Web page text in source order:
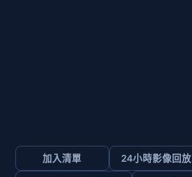
加入清單 24小時影像回放